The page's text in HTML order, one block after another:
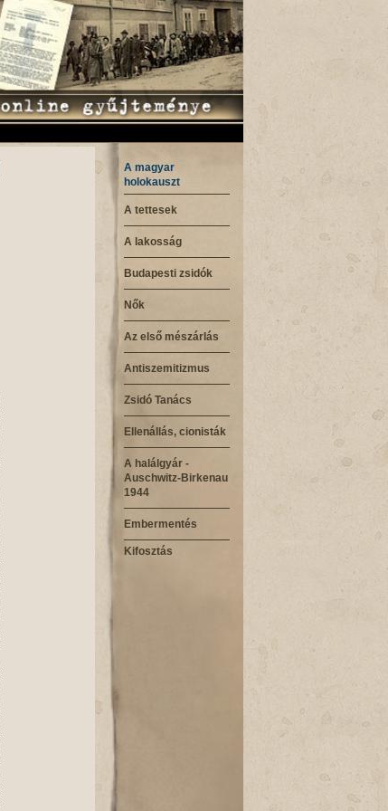
A magyar
holokauszt
A tettesek
A lakosság
Budapesti zsidók
Nők
Az első mészárlás
Antiszemitizmus
Zsidó Tanács
Ellenállás, cionisták
A halálgyár -
Auschwitz-Birkenau
1944
Embermentés
Kifosztás